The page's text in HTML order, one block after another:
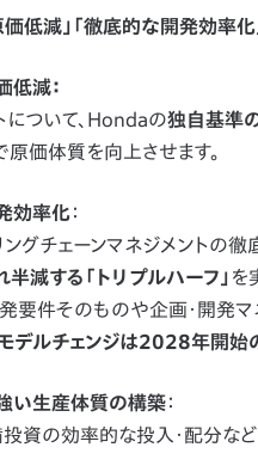
価低減」「徹底的な開発効率
低減：
について、Hondaの独自基準
価体質を向上させます。
効率化：
グチェーンマネジメントの徹
半減する「トリプルハーフ」 を
要件そのものや企画・開発マ
モデルチェンジは2028年開始
い生産体質の構築：
資の効率的な投入・配分など